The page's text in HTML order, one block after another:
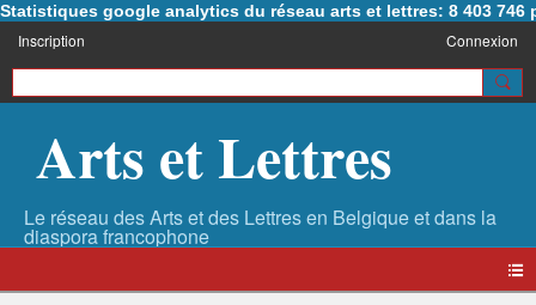
Statistiques google analytics du réseau arts et lettres: 8 403 746
Inscription Connexion
Arts et Lettres